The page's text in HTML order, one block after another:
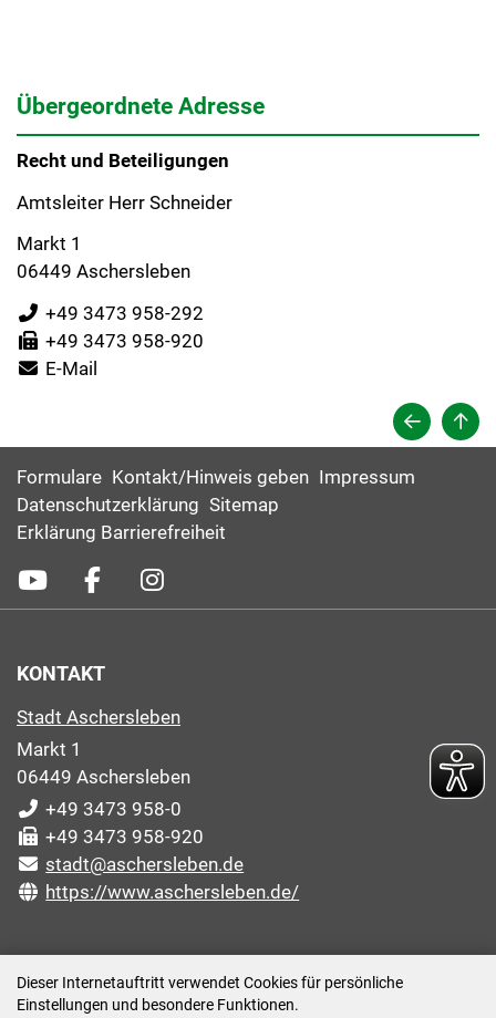
Dieser Internetauftritt verwendet Cookies für persönliche
Einstellungen und besondere Funktionen.
Übergeordnete Adresse
Recht und Beteiligungen
Amtsleiter Herr Schneider
Markt 1
06449 Aschersleben
+49 3473 958-292
+49 3473 958-920
E-Mail
Formulare Kontakt/Hinweis geben Impressum
Datenschutzerklärung Sitemap
Erklärung Barrierefreiheit
KONTAKT
Stadt Aschersleben
Markt 1
06449 Aschersleben
+49 3473 958-0
+49 3473 958-920
stadt@aschersleben.de
https://www.aschersleben.de/
Montag: 09:00-12:00 /14:00-15:00 Uhr